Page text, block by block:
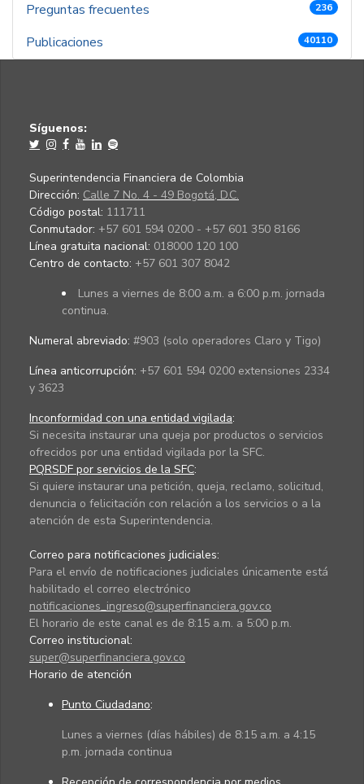
Preguntas frecuentes 236
Publicaciones 40110
Síguenos:
Superintendencia Financiera de Colombia
Dirección: Calle 7 No. 4 - 49 Bogotá, D.C.
Código postal: 111711
Conmutador: +57 601 594 0200 - +57 601 350 8166
Línea gratuita nacional: 018000 120 100
Centro de contacto: +57 601 307 8042
Lunes a viernes de 8:00 a.m. a 6:00 p.m. jornada
continua.
Numeral abreviado: #903 (solo operadores Claro y Tigo)
Línea anticorrupción: +57 601 594 0200 extensiones 2334
y 3623
Inconformidad con una entidad vigilada:
Si necesita instaurar una queja por productos o servicios
ofrecidos por una entidad vigilada por la SFC.
PQRSDF por servicios de la SFC:
Si quiere instaurar una petición, queja, reclamo, solicitud,
denuncia o felicitación con relación a los servicios o a la
atención de esta Superintendencia.
Correo para notificaciones judiciales:
Para el envío de notificaciones judiciales únicamente está
habilitado el correo electrónico
notificaciones_ingreso@superfinanciera.gov.co
El horario de este canal es de 8:15 a.m. a 5:00 p.m.
Correo institucional:
super@superfinanciera.gov.co
Horario de atención
Punto Ciudadano:
Lunes a viernes (días hábiles) de 8:15 a.m. a 4:15
p.m. jornada continua